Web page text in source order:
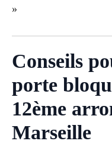
»
Conseils
porte
12ème
Marseille